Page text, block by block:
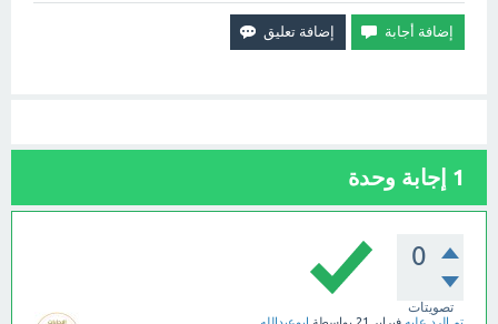
1 إجابة وحدة
0
تصويتات